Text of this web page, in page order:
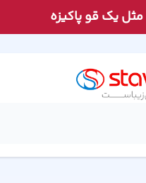
مثل يک قو پاكيزه